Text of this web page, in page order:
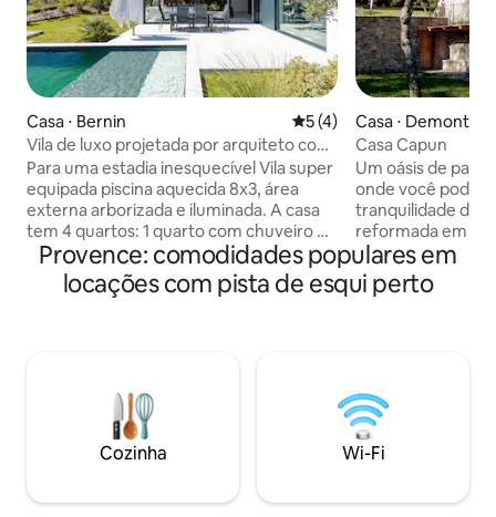
Casa ⋅ Bernin 5 de uma avaliação média
5 (4)
Vila de luxo projetada por arquiteto com
piscina
Para uma estadia inesquecível Vila super
equipada piscina aquecida 8x3, área
externa arborizada e iluminada. A casa
tem 4 quartos: 1 quarto com chuveiro no
piso térreo, 2 quartos no andar de cima,
bem como uma suíte master com closet
e chuveiro. Ar-condicionado em todos
tranquila. A 15 minutos de Grenoble 🚫
Festas, eventos noturnos e animais não
são permitidos.
Casa ⋅ Demonte
Casa Capun
Um oásis de paz
onde você pode
tranquilidade da
reformada em
é adjacente à
ao ar livre são espaçosos e utilizáveis.
inteligente graças
com a Internet.
permitidos e não
Provence: comodidades populares em
locações com pista de esqui perto
Cozinha Wi-Fi